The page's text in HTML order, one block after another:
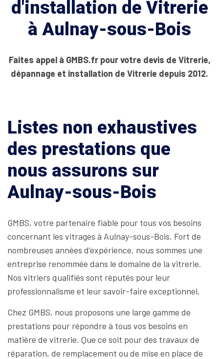
d'installation de Vitrerie
à Aulnay-sous-Bois
Faites appel à GMBS.fr pour votre devis de Vitrerie,
dépannage et installation de Vitrerie depuis 2012.
Listes non exhaustives
des prestations que
nous assurons sur
Aulnay-sous-Bois
GMBS, votre partenaire fiable pour tous vos besoins
concernant les vitrages à Aulnay-sous-Bois. Fort de
nombreuses années d’expérience, nous sommes une
entreprise renommée dans le domaine de la vitrerie.
Nos vitriers qualifiés sont réputés pour leur
professionnalisme et leur savoir-faire exceptionnel.
Chez GMBS, nous proposons une large gamme de
prestations pour répondre à tous vos besoins en
matière de vitrerie. Que ce soit pour des travaux de
réparation, de remplacement ou de mise en place de